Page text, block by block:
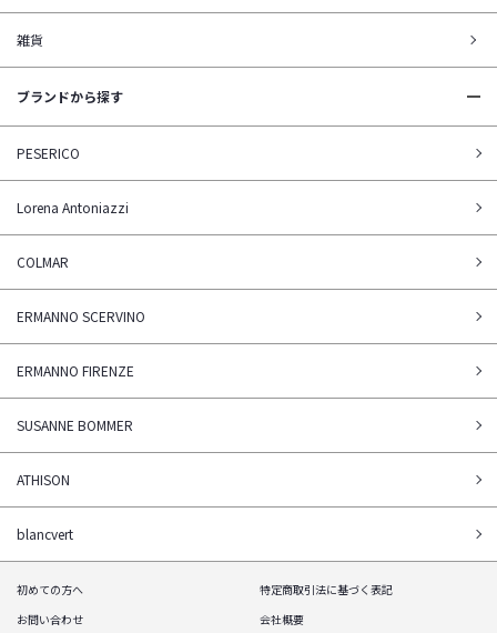
雑貨
ブランドから探す
PESERICO
Lorena Antoniazzi
COLMAR
ERMANNO SCERVINO
ERMANNO FIRENZE
SUSANNE BOMMER
ATHISON
blancvert
初めての方へ
特定商取引法に基づく表記
お問い合わせ
会社概要